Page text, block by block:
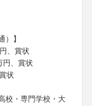
）】
、賞状
、賞状
状
校・専門学校・大